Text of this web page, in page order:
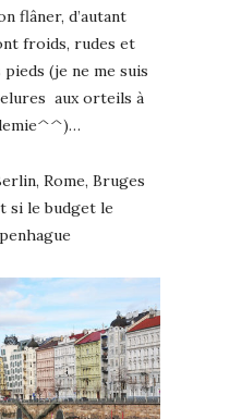
flâner, d’autant
froids, rudes et
(je ne me suis
aux orteils à
Rome, Bruges
si le budget le